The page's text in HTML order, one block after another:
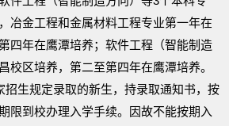
冶金工程和金属材料工程专业第一年在
四年在鹰潭培养；软件工程（智能制造
校区培养，第二至第四年在鹰潭培养。
招生规定录取的新生，持录取通知书，按
限到校办理入学手续。因故不能按期入